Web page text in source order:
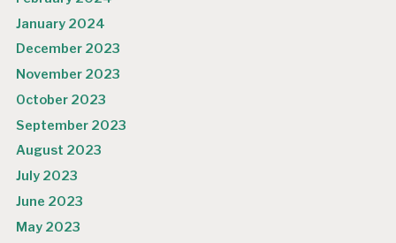
January 2024
December 2023
November 2023
October 2023
September 2023
August 2023
July 2023
June 2023
May 2023